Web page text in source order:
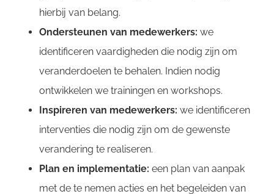
hierbij van belang.
Ondersteunen van medewerkers: we
identificeren vaardigheden die nodig zijn om
veranderdoelen te behalen. Indien nodig
ontwikkelen we trainingen en workshops.
Inspireren van medewerkers: we identificeren
interventies die nodig zijn om de gewenste
verandering te realiseren.
Plan en implementatie: een plan van aanpak
met de te nemen acties en het begeleiden van